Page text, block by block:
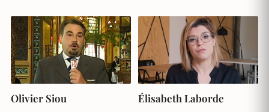
Olivier Siou Élisabeth Laborde